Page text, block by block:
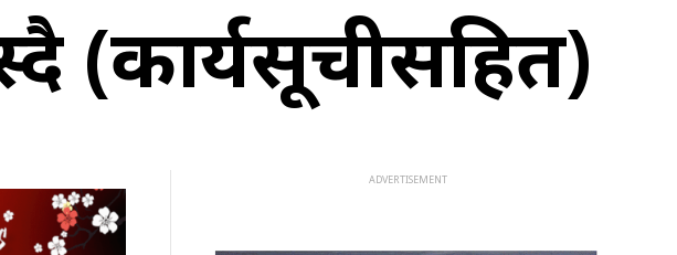
(कार्यसूचीसहित)